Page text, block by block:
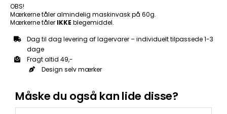
OBS!
Mærkerne tåler almindelig maskinvask på 60g.
Mærkerne tåler IKKE blegemiddel.
Dag til dag levering af lagervarer – individuelt tilpassede 1-3
dage
Fragt altid 49,-
Design selv mærker
Måske du også kan lide disse?